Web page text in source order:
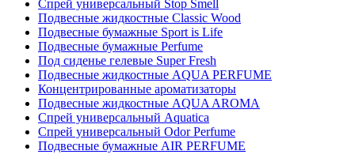
Спрей универсальный Stop Smell
Подвесные жидкостные Classic Wood
Подвесные бумажные Sport is Life
Подвесные бумажные Perfume
Под сиденье гелевые Super Fresh
Подвесные жидкостные AQUA PERFUME
Концентрированные ароматизаторы
Подвесные жидкостные AQUA AROMA
Спрей универсальный Aquatica
Спрей универсальный Odor Perfume
Подвесные бумажные AIR PERFUME